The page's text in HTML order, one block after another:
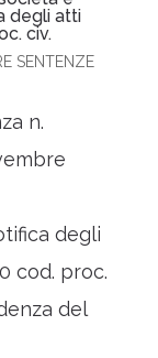
degli atti
civ.
SENTENZE
n.
degli
cod. proc.
del